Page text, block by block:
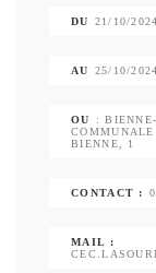
DU 21/10/2024
AU 25/10/2024
OU
:
BIENNE, 1
CONTACT :
MAIL :